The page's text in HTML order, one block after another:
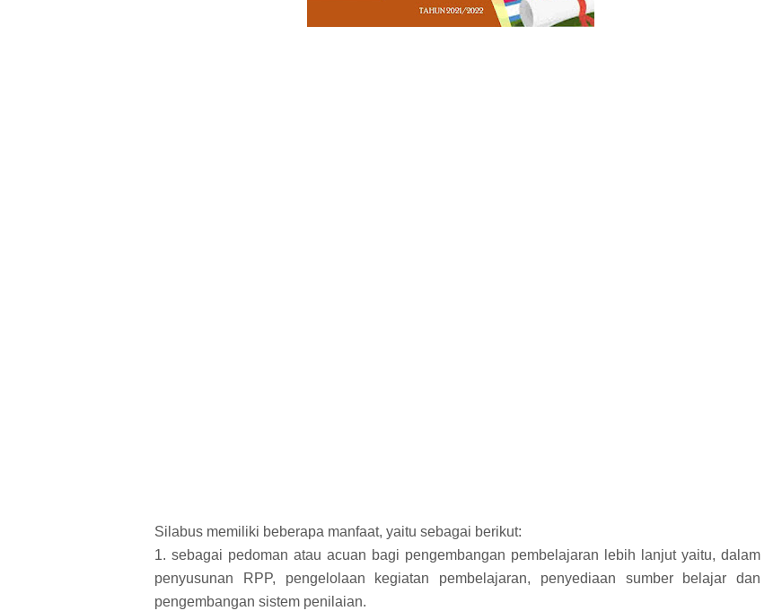
Silabus memiliki beberapa manfaat, yaitu sebagai berikut:
1. sebagai pedoman atau acuan bagi pengembangan pembelajaran lebih lanjut yaitu, dalam
penyusunan RPP, pengelolaan kegiatan pembelajaran, penyediaan sumber belajar dan
pengembangan sistem penilaian.